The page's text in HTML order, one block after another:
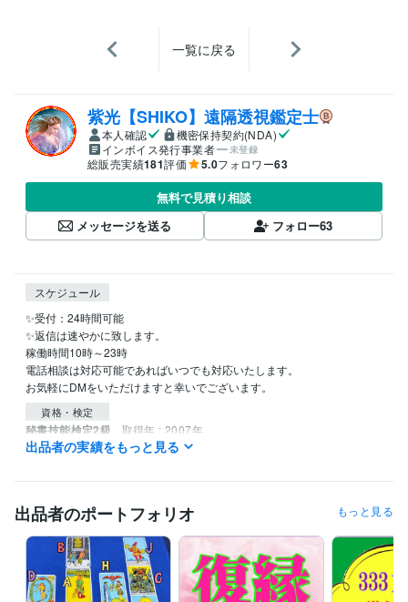
一覧に戻る
紫光【SHIKO】遠隔透視鑑定士
本人確認
機密保持契約(NDA)
インボイス発行事業者
未登録
総販売実績181評価 5.0フォロワー63
無料で見積り相談
メッセージを送る
フォロー63
スケジュール
✨受付：24時間可能
✨返信は速やかに致します。
稼働時間10時～23時
電話相談は対応可能であればいつでも対応いたします。
資格・検定
秘書技能検定2級 取得年 : 2007年
占い 遠隔透視 統計学による鑑定
不倫
出品者の実績をもっと見る
出品者のポートフォリオ もっと見る